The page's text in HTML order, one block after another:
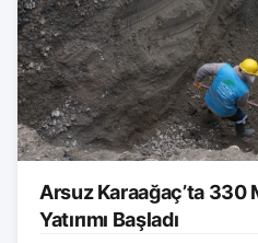
Arsuz Karaağaç’ta 330
Yatırımı Başladı